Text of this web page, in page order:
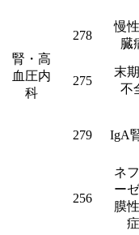
腎・高
血圧内
科
278
慢
臓
275
末
不
279 IgA
256
ネ
ー
膜
症